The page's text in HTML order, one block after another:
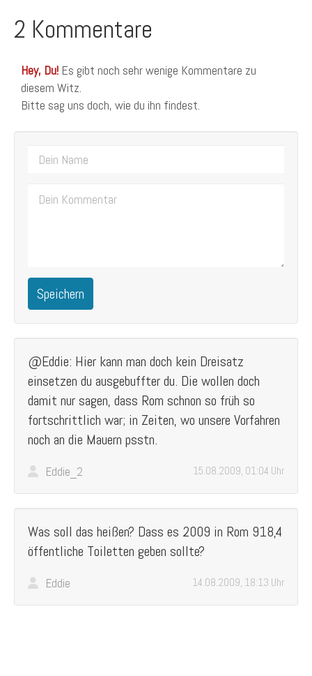
2 Kommentare
Hey, Du! Es gibt noch sehr wenige Kommentare zu
diesem Witz.
Bitte sag uns doch, wie du ihn findest.
Speichern
@Eddie: Hier kann man doch kein Dreisatz
einsetzen du ausgebuffter du. Die wollen doch
damit nur sagen, dass Rom schnon so früh so
fortschrittlich war; in Zeiten, wo unsere Vorfahren
noch an die Mauern psstn.
Eddie_2 15.08.2009, 01:04 Uhr
Was soll das heißen? Dass es 2009 in Rom 918,4
öffentliche Toiletten geben sollte?
Eddie 14.08.2009, 18:13 Uhr